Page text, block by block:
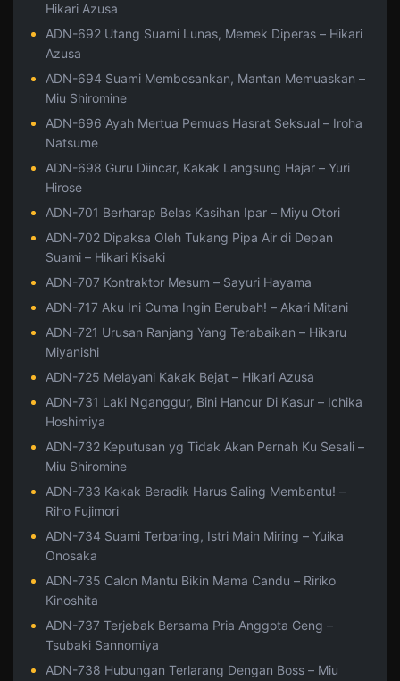
Hikari Azusa
ADN-692 Utang Suami Lunas, Memek Diperas – Hikari
Azusa
ADN-694 Suami Membosankan, Mantan Memuaskan –
Miu Shiromine
ADN-696 Ayah Mertua Pemuas Hasrat Seksual – Iroha
Natsume
ADN-698 Guru Diincar, Kakak Langsung Hajar – Yuri
Hirose
ADN-701 Berharap Belas Kasihan Ipar – Miyu Otori
ADN-702 Dipaksa Oleh Tukang Pipa Air di Depan
Suami – Hikari Kisaki
ADN-707 Kontraktor Mesum – Sayuri Hayama
ADN-717 Aku Ini Cuma Ingin Berubah! – Akari Mitani
ADN-721 Urusan Ranjang Yang Terabaikan – Hikaru
Miyanishi
ADN-725 Melayani Kakak Bejat – Hikari Azusa
ADN-731 Laki Nganggur, Bini Hancur Di Kasur – Ichika
Hoshimiya
ADN-732 Keputusan yg Tidak Akan Pernah Ku Sesali –
Miu Shiromine
ADN-733 Kakak Beradik Harus Saling Membantu! –
Riho Fujimori
ADN-734 Suami Terbaring, Istri Main Miring – Yuika
Onosaka
ADN-735 Calon Mantu Bikin Mama Candu – Ririko
Kinoshita
ADN-737 Terjebak Bersama Pria Anggota Geng –
Tsubaki Sannomiya
ADN-738 Hubungan Terlarang Dengan Boss – Miu